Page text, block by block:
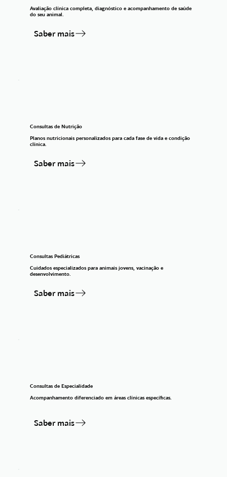
Avaliação clínica completa, diagnóstico e acompanhamento de saúde
do seu animal.
Saber mais
Consultas de Nutrição
Planos nutricionais personalizados para cada fase de vida e condição
clínica.
Saber mais
Consultas Pediátricas
Cuidados especializados para animais jovens, vacinação e
desenvolvimento.
Saber mais
Consultas de Especialidade
Acompanhamento diferenciado em áreas clínicas específicas.
Saber mais